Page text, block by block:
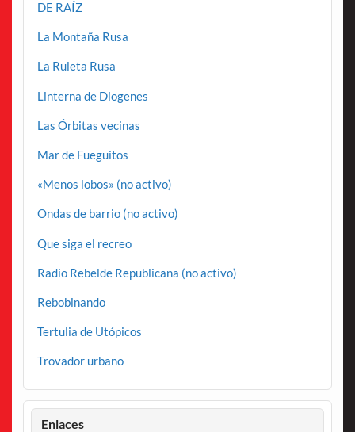
DE RAÍZ
La Montaña Rusa
La Ruleta Rusa
Linterna de Diogenes
Las Órbitas vecinas
Mar de Fueguitos
«Menos lobos» (no activo)
Ondas de barrio (no activo)
Que siga el recreo
Radio Rebelde Republicana (no activo)
Rebobinando
Tertulia de Utópicos
Trovador urbano
Enlaces